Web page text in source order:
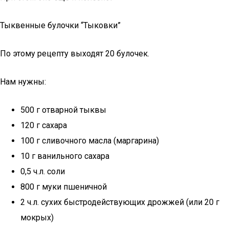
Тыквенные булочки “Тыковки”
По этому рецепту выходят 20 булочек.
Нам нужны:
500 г отварной тыквы
120 г сахара
100 г сливочного масла (маргарина)
10 г ванильного сахара
0,5 ч.л. соли
800 г муки пшеничной
2 ч.л. сухих быстродействующих дрожжей (или 20 г
мокрых)